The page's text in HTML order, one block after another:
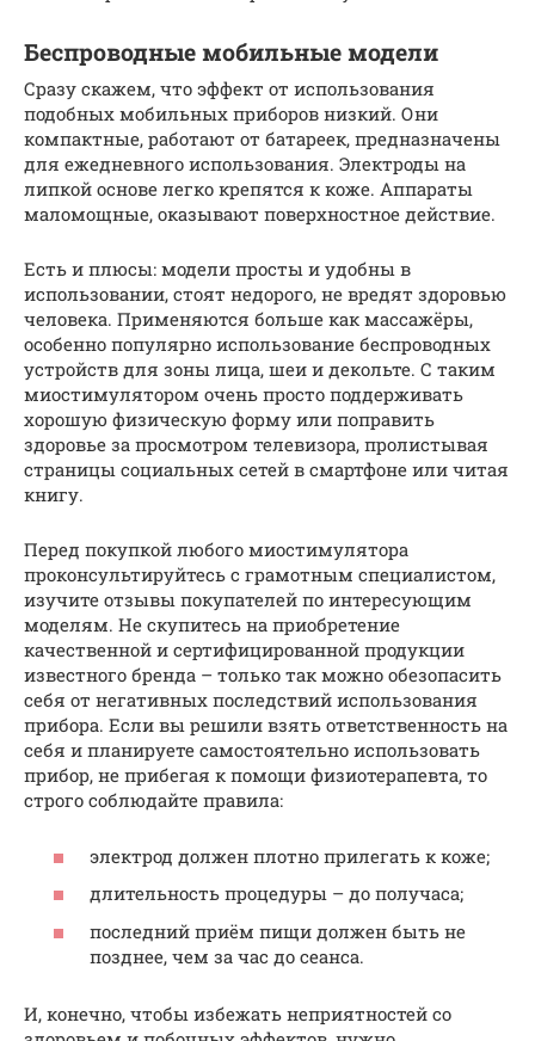
Беспроводные мобильные модели
Сразу скажем, что эффект от использования
подобных мобильных приборов низкий. Они
компактные, работают от батареек, предназначены
для ежедневного использования. Электроды на
липкой основе легко крепятся к коже. Аппараты
маломощные, оказывают поверхностное действие.
Есть и плюсы: модели просты и удобны в
использовании, стоят недорого, не вредят здоровью
человека. Применяются больше как массажёры,
особенно популярно использование беспроводных
устройств для зоны лица, шеи и декольте. С таким
миостимулятором очень просто поддерживать
хорошую физическую форму или поправить
здоровье за просмотром телевизора, пролистывая
страницы социальных сетей в смартфоне или читая
книгу.
Перед покупкой любого миостимулятора
проконсультируйтесь с грамотным специалистом,
изучите отзывы покупателей по интересующим
моделям. Не скупитесь на приобретение
качественной и сертифицированной продукции
известного бренда – только так можно обезопасить
себя от негативных последствий использования
прибора. Если вы решили взять ответственность на
себя и планируете самостоятельно использовать
прибор, не прибегая к помощи физиотерапевта, то
строго соблюдайте правила:
электрод должен плотно прилегать к коже;
длительность процедуры – до получаса;
последний приём пищи должен быть не
позднее, чем за час до сеанса.
И, конечно, чтобы избежать неприятностей со